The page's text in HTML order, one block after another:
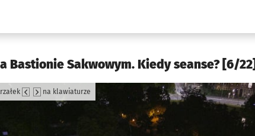
podserwis: Kultura
Bastionie Sakwowym. Kiedy seanse? [6/22]
na klawiaturze